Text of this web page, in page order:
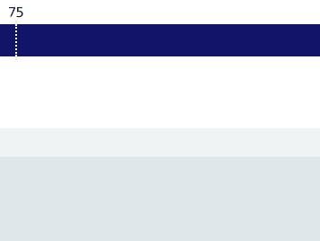
75